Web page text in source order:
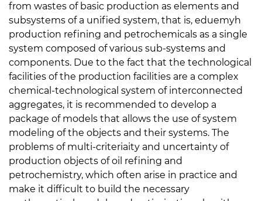
from wastes of basic production as elements and
subsystems of a unified system, that is, eduemyh
production refining and petrochemicals as a single
system composed of various sub-systems and
components. Due to the fact that the technological
facilities of the production facilities are a complex
chemical-technological system of interconnected
aggregates, it is recommended to develop a
package of models that allows the use of system
modeling of the objects and their systems. The
problems of multi-criteriaity and uncertainty of
production objects of oil refining and
petrochemistry, which often arise in practice and
make it difficult to build the necessary